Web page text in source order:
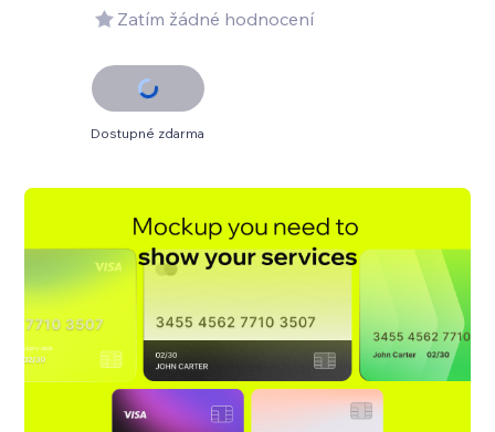
Zatím žádné hodnocení
Dostupné zdarma